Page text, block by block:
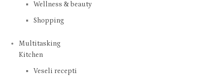
Wellness & beauty
Shopping
Multitasking
Kitchen
Veseli recepti